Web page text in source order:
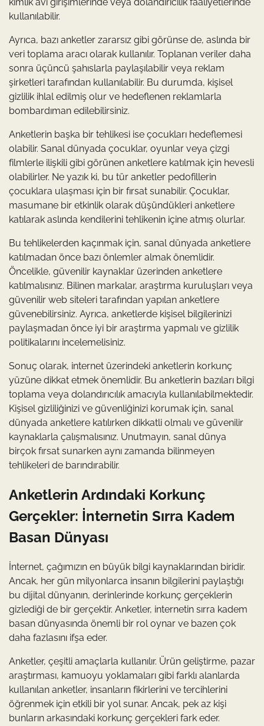
kullanılabilir.
Ayrıca, bazı anketler zararsız gibi görünse de, aslında bir
veri toplama aracı olarak kullanılır. Toplanan veriler daha
sonra üçüncü şahıslarla paylaşılabilir veya reklam
şirketleri tarafından kullanılabilir. Bu durumda, kişisel
gizlilik ihlal edilmiş olur ve hedeflenen reklamlarla
bombardıman edilebilirsiniz.
Anketlerin başka bir tehlikesi ise çocukları hedeflemesi
olabilir. Sanal dünyada çocuklar, oyunlar veya çizgi
filmlerle ilişkili gibi görünen anketlere katılmak için hevesli
olabilirler. Ne yazık ki, bu tür anketler pedofillerin
çocuklara ulaşması için bir fırsat sunabilir. Çocuklar,
masumane bir etkinlik olarak düşündükleri anketlere
katılarak aslında kendilerini tehlikenin içine atmış olurlar.
Bu tehlikelerden kaçınmak için, sanal dünyada anketlere
katılmadan önce bazı önlemler almak önemlidir.
Öncelikle, güvenilir kaynaklar üzerinden anketlere
katılmalısınız. Bilinen markalar, araştırma kuruluşları veya
güvenilir web siteleri tarafından yapılan anketlere
güvenebilirsiniz. Ayrıca, anketlerde kişisel bilgilerinizi
paylaşmadan önce iyi bir araştırma yapmalı ve gizlilik
politikalarını incelemelisiniz.
Sonuç olarak, internet üzerindeki anketlerin korkunç
yüzüne dikkat etmek önemlidir. Bu anketlerin bazıları bilgi
toplama veya dolandırıcılık amacıyla kullanılabilmektedir.
Kişisel gizliliğinizi ve güvenliğinizi korumak için, sanal
dünyada anketlere katılırken dikkatli olmalı ve güvenilir
kaynaklarla çalışmalısınız. Unutmayın, sanal dünya
birçok fırsat sunarken aynı zamanda bilinmeyen
tehlikeleri de barındırabilir.
Anketlerin Ardındaki Korkunç
Gerçekler: İnternetin Sırra Kadem
Basan Dünyası
İnternet, çağımızın en büyük bilgi kaynaklarından biridir.
Ancak, her gün milyonlarca insanın bilgilerini paylaştığı
bu dijital dünyanın, derinlerinde korkunç gerçeklerin
gizlediği de bir gerçektir. Anketler, internetin sırra kadem
basan dünyasında önemli bir rol oynar ve bazen çok
daha fazlasını ifşa eder.
Anketler, çeşitli amaçlarla kullanılır. Ürün geliştirme, pazar
araştırması, kamuoyu yoklamaları gibi farklı alanlarda
kullanılan anketler, insanların fikirlerini ve tercihlerini
öğrenmek için etkili bir yol sunar. Ancak, pek az kişi
bunların arkasındaki korkunç gerçekleri fark eder.